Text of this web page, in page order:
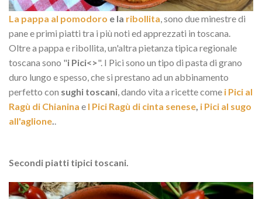
La pappa al pomodoro e la ribollita, sono due minestre di
pane e primi piatti tra i più noti ed apprezzati in toscana.
Oltre a pappa e ribollita, un'altra pietanza tipica regionale
toscana sono "i Pici<>". I Pici sono un tipo di pasta di grano
duro lungo e spesso, che si prestano ad un abbinamento
perfetto con sughi toscani, dando vita a ricette come i Pici al
Ragù di Chianina e I Pici Ragù di cinta senese, i Pici al sugo
all'aglione..
Secondi piatti tipici toscani.